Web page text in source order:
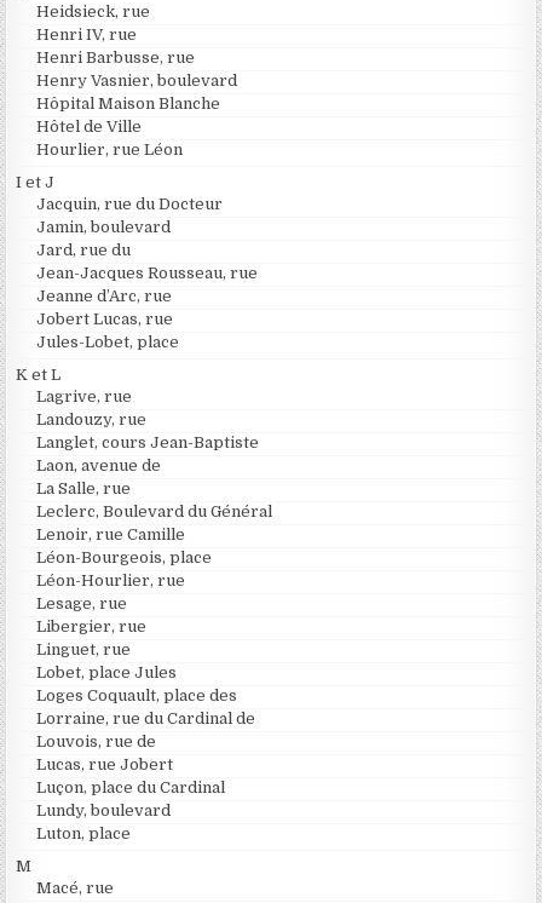
Heidsieck, rue
Henri IV, rue
Henri Barbusse, rue
Henry Vasnier, boulevard
Hôpital Maison Blanche
Hôtel de Ville
Hourlier, rue Léon
I et J
Jacquin, rue du Docteur
Jamin, boulevard
Jard, rue du
Jean-Jacques Rousseau, rue
Jeanne d’Arc, rue
Jobert Lucas, rue
Jules-Lobet, place
K et L
Lagrive, rue
Landouzy, rue
Langlet, cours Jean-Baptiste
Laon, avenue de
La Salle, rue
Leclerc, Boulevard du Général
Lenoir, rue Camille
Léon-Bourgeois, place
Léon-Hourlier, rue
Lesage, rue
Libergier, rue
Linguet, rue
Lobet, place Jules
Loges Coquault, place des
Lorraine, rue du Cardinal de
Louvois, rue de
Lucas, rue Jobert
Luçon, place du Cardinal
Lundy, boulevard
Luton, place
M
Macé, rue